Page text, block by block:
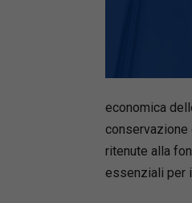
economica
conservazione
ritenute alla
essenziali per